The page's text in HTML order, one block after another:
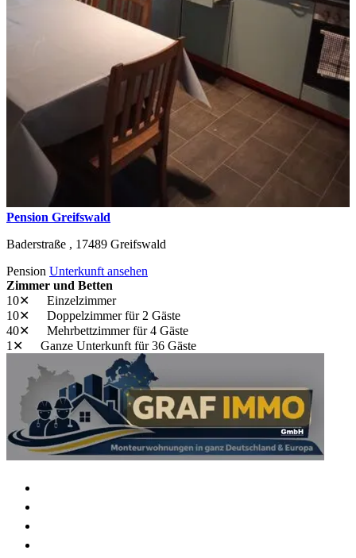
Pension Greifswald
Baderstraße , 17489 Greifswald
Pension Unterkunft ansehen
Zimmer und Betten
10✕
Einzelzimmer
10✕
Doppelzimmerfür 2 Gäste
40✕
Mehrbettzimmerfür 4 Gäste
1✕
Ganze Unterkunft für 36 Gäste